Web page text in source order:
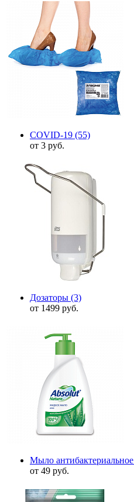
COVID-19 (55)
от 3 руб.
Дозаторы (3)
от 1499 руб.
Мыло антибактериальное
от 49 руб.